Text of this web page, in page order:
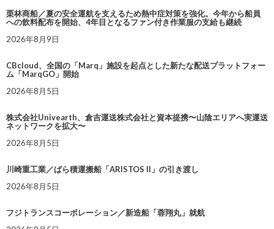
栗林商船／夏の安全運航を支えるため熱中症対策を強化。今年から船員
への飲料配布を開始、4年目となるファン付き作業服の支給も継続
2026年8月9日
CBcloud、全国の「Marq」施設を起点とした新たな配送プラットフォー
ム「MarqGO」開始
2026年8月5日
株式会社Univearth、倉吉運送株式会社と資本提携〜山陰エリアへ実運送
ネットワークを拡大〜
2026年8月5日
川崎重工業／ばら積運搬船「ARISTOS II」の引き渡し
2026年8月5日
フジトランスコーポレーション／新造船「蓉翔丸」就航